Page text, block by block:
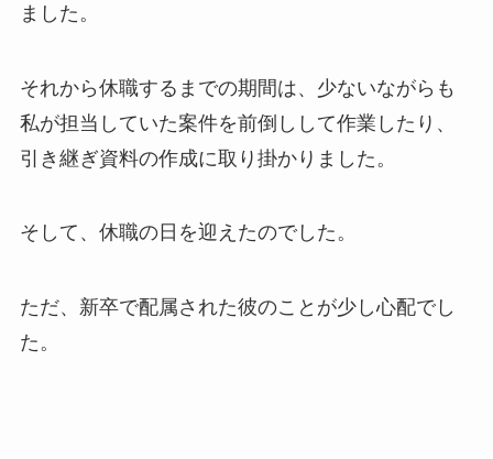
ました。
それから休職するまでの期間は、少ないながらも
私が担当していた案件を前倒しして作業したり、
引き継ぎ資料の作成に取り掛かりました。
そして、休職の日を迎えたのでした。
ただ、新卒で配属された彼のことが少し心配でし
た。